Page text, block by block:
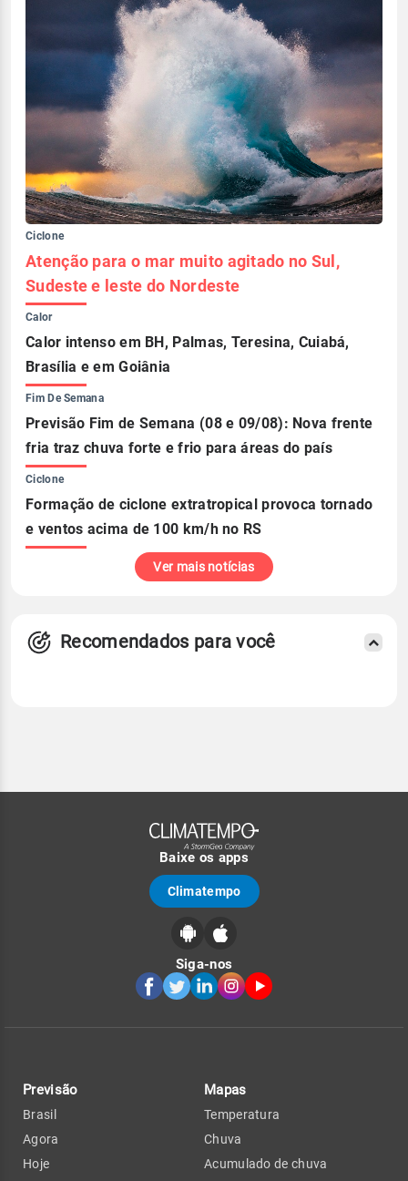
Ciclone
Atenção para o mar muito agitado no Sul,
Sudeste e leste do Nordeste
Calor
Calor intenso em BH, Palmas, Teresina, Cuiabá,
Brasília e em Goiânia
Fim De Semana
Previsão Fim de Semana (08 e 09/08): Nova frente
fria traz chuva forte e frio para áreas do país
Ciclone
Formação de ciclone extratropical provoca tornado
e ventos acima de 100 km/h no RS
Ver mais notícias
Recomendados para você
Baixe os apps
Climatempo
Siga-nos
Previsão
Brasil
Agora
Hoje
Mapas
Temperatura
Chuva
Acumulado de chuva